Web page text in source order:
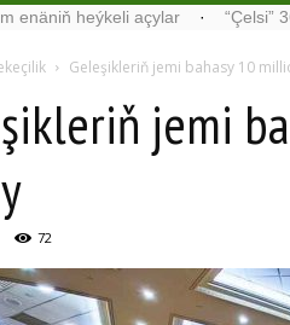
açylar · “Çelsi” 36
Geleşikleriň jemi bahasy 10
jemi
72